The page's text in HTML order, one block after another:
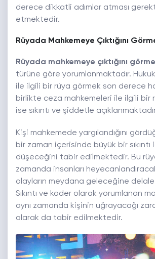
derece dikkatli adımlar atması
etmektedir.
Rüyada Mahkemeye Çıktığını
Rüyada mahkemeye çıktığını
türüne göre yorumlanmaktadır.
ile ilgili bir rüya görmek son derece
birlikte ceza mahkemeleri ile ilgili bir
ise sıkıntı ve şiddetle
Kişi mahkemede yargılandığını
bir zaman içerisinde büyük bir sıkıntı
düşeceğini tabir edilmektedir. Bu
zamanda insanları
olayların meydana geleceğine
Sıkıntı ve kader olarak yorumlanan
aynı zamanda kişinin uğrayacağı
olarak da tabir edilmektedir.